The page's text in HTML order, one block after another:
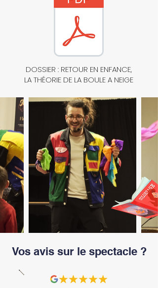
DOSSIER : RETOUR EN ENFANCE,
LA THÉORIE DE LA BOULE A NEIGE
Vos avis sur le spectacle ?